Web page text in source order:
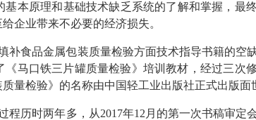
本原理和基础技术缺乏系统的了解和掌握，最
企业带来不必要的经济损失。
补食品金属包装质量检验方面技术指导书籍的空
马口铁三片罐质量检验》培训教材，经过三次
量检验》的名称由中国轻工业出版社正式出版面
程历时两年多，从2017年12月的第一次书稿审定